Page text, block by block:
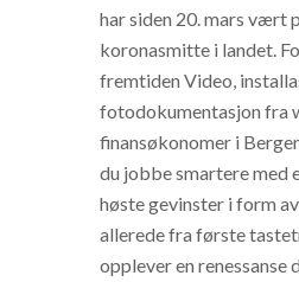
har siden 20. mars vært
koronasmitte i landet.
fremtiden Video,
fotodokumentasjon fra
finansøkonomer i
du jobbe smartere med
høste gevinster i form
allerede fra første
opplever en renessanse